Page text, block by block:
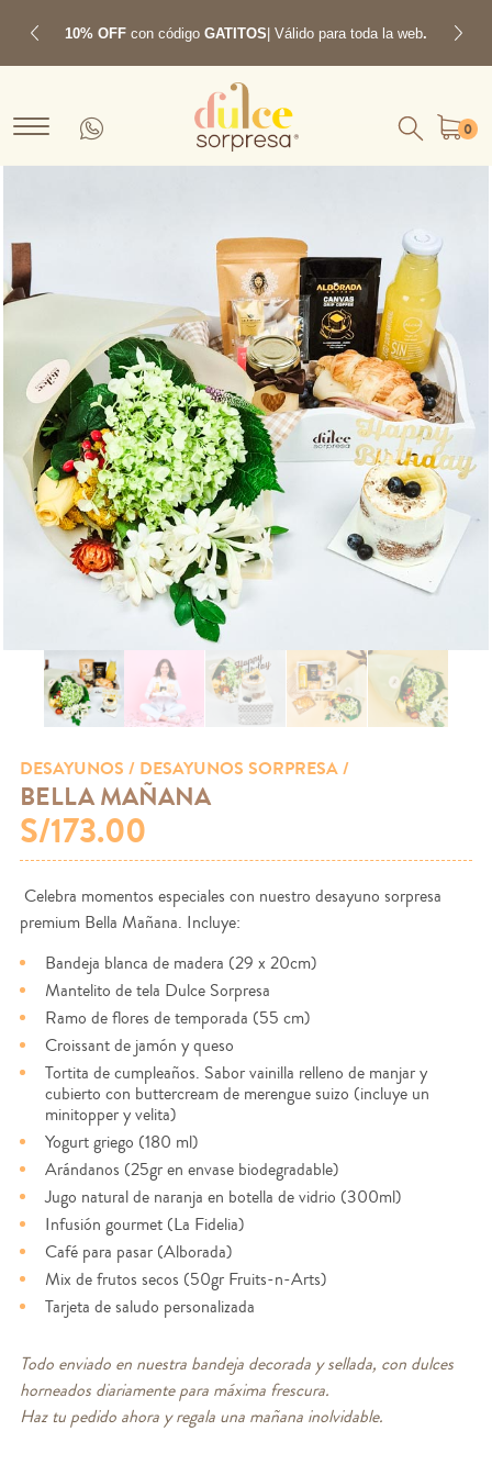
10% OFF con código GATITOS| Válido para toda la web.
Previous Next
0
DESAYUNOS / DESAYUNOS SORPRESA /
BELLA MAÑANA
S/173.00
Celebra momentos especiales con nuestro desayuno sorpresa
premium Bella Mañana. Incluye:
Bandeja blanca de madera (29 x 20cm)
Mantelito de tela Dulce Sorpresa
Ramo de flores de temporada (55 cm)
Croissant de jamón y queso
Tortita de cumpleaños. Sabor vainilla relleno de manjar y
cubierto con buttercream de merengue suizo (incluye un
minitopper y velita)
Yogurt griego (180 ml)
Arándanos (25gr en envase biodegradable)
Jugo natural de naranja en botella de vidrio (300ml)
Infusión gourmet (La Fidelia)
Café para pasar (Alborada)
Mix de frutos secos (50gr Fruits-n-Arts)
Tarjeta de saludo personalizada
Todo enviado en nuestra bandeja decorada y sellada, con dulces
horneados diariamente para máxima frescura.
Haz tu pedido ahora y regala una mañana inolvidable.